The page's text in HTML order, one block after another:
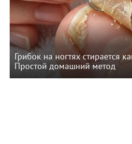
Грибок на ногтях стирается
Простой домашний метод